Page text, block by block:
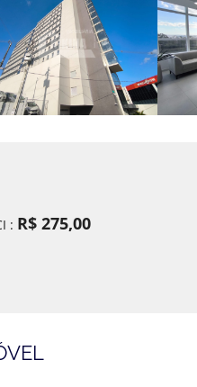
: R$ 275,00
(42) 3027 9640